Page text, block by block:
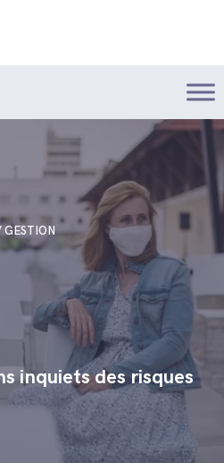
GESTION
inquiets des risques